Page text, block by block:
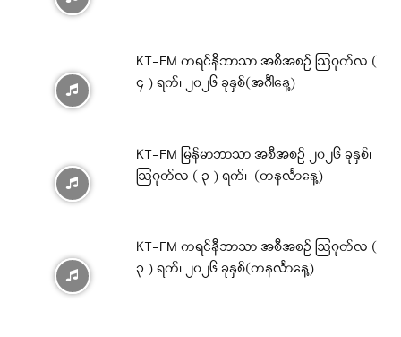
KT-FM ကရင်နီဘာသာ အစီအစဉ် ဩဂုတ်လ (
၄ ) ရက်၊ ၂၀၂၆ ခုနှစ်(အင်္ဂါနေ့)
KT-FM မြန်မာဘာသာ အစီအစဉ် ၂၀၂၆ ခုနှစ်၊
ဩဂုတ်လ ( ၃ ) ရက်၊ (တနင်္လာနေ့)
KT-FM ကရင်နီဘာသာ အစီအစဉ် ဩဂုတ်လ (
၃ ) ရက်၊ ၂၀၂၆ ခုနှစ်(တနင်္လာနေ့)